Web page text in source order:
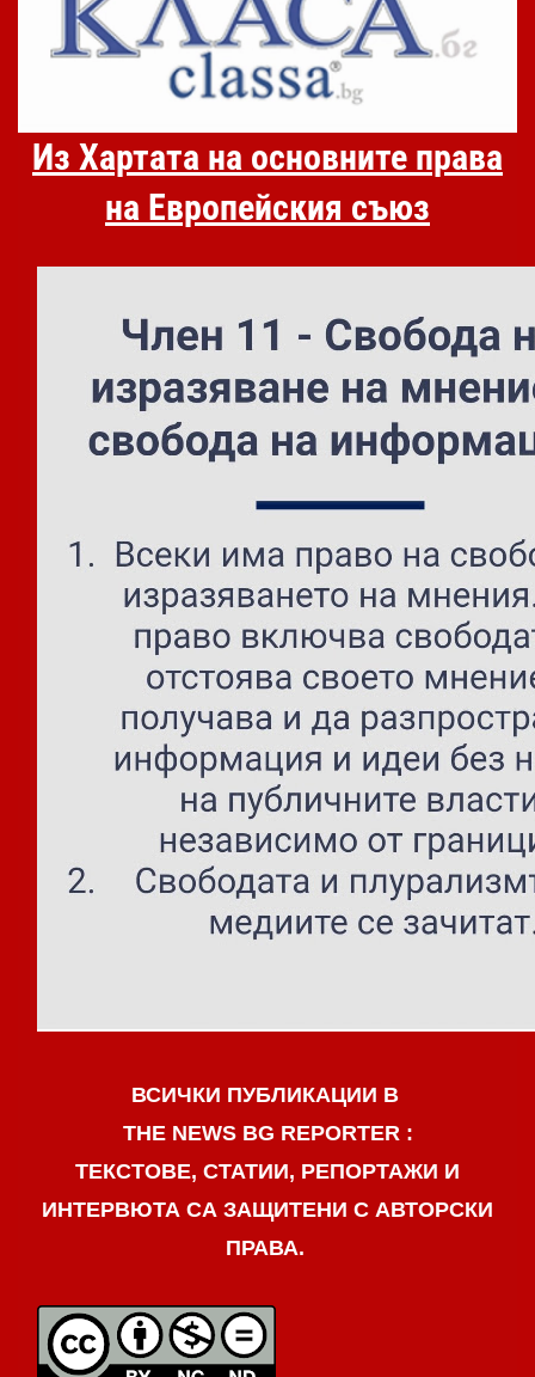
Из Хартата на основните права
на Европейския съюз
ВСИЧКИ ПУБЛИКАЦИИ В
THE NEWS BG REPORTER :
ТЕКСТОВЕ, СТАТИИ, РЕПОРТАЖИ И
ИНТЕРВЮТА СА ЗАЩИТЕНИ С АВТОРСКИ
ПРАВА.